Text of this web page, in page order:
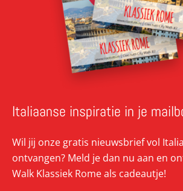
Italiaanse inspiratie in je
Wil jij onze gratis nieuwsbrief vol
ontvangen? Meld je dan nu aan en
Walk Klassiek Rome als cadeautje!